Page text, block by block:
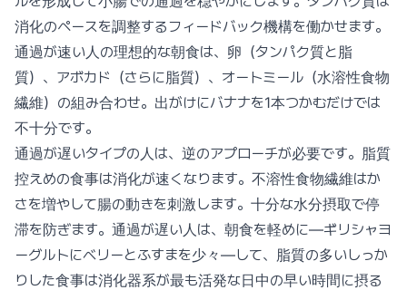
消化のペースを調整するフィードバック機構を働かせます。
通過が速い人の理想的な朝食は、卵（タンパク質と脂
質）、アボカド（さらに脂質）、オートミール（水溶性食物
繊維）の組み合わせ。出がけにバナナを1本つかむだけでは
不十分です。
通過が遅いタイプの人は、逆のアプローチが必要です。脂質
控えめの食事は消化が速くなります。不溶性食物繊維はか
さを増やして腸の動きを刺激します。十分な水分摂取で停
滞を防ぎます。通過が遅い人は、朝食を軽めに—ギリシャヨ
ーグルトにベリーとふすまを少々—して、脂質の多いしっか
りした食事は消化器系が最も活発な日中の早い時間に摂る